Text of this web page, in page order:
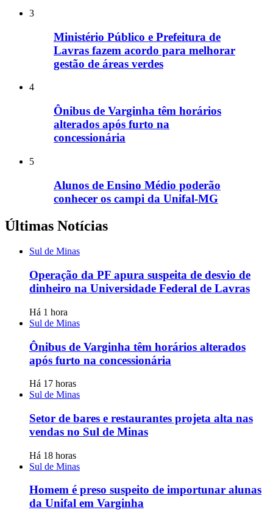
3
Ministério Público e Prefeitura de
Lavras fazem acordo para melhorar
gestão de áreas verdes
4
Ônibus de Varginha têm horários
alterados após furto na
concessionária
5
Alunos de Ensino Médio poderão
conhecer os campi da Unifal-MG
Últimas Notícias
Sul de Minas
Operação da PF apura suspeita de desvio de
dinheiro na Universidade Federal de Lavras
Há 1 hora
Sul de Minas
Ônibus de Varginha têm horários alterados
após furto na concessionária
Há 17 horas
Sul de Minas
Setor de bares e restaurantes projeta alta nas
vendas no Sul de Minas
Há 18 horas
Sul de Minas
Homem é preso suspeito de importunar alunas
da Unifal em Varginha